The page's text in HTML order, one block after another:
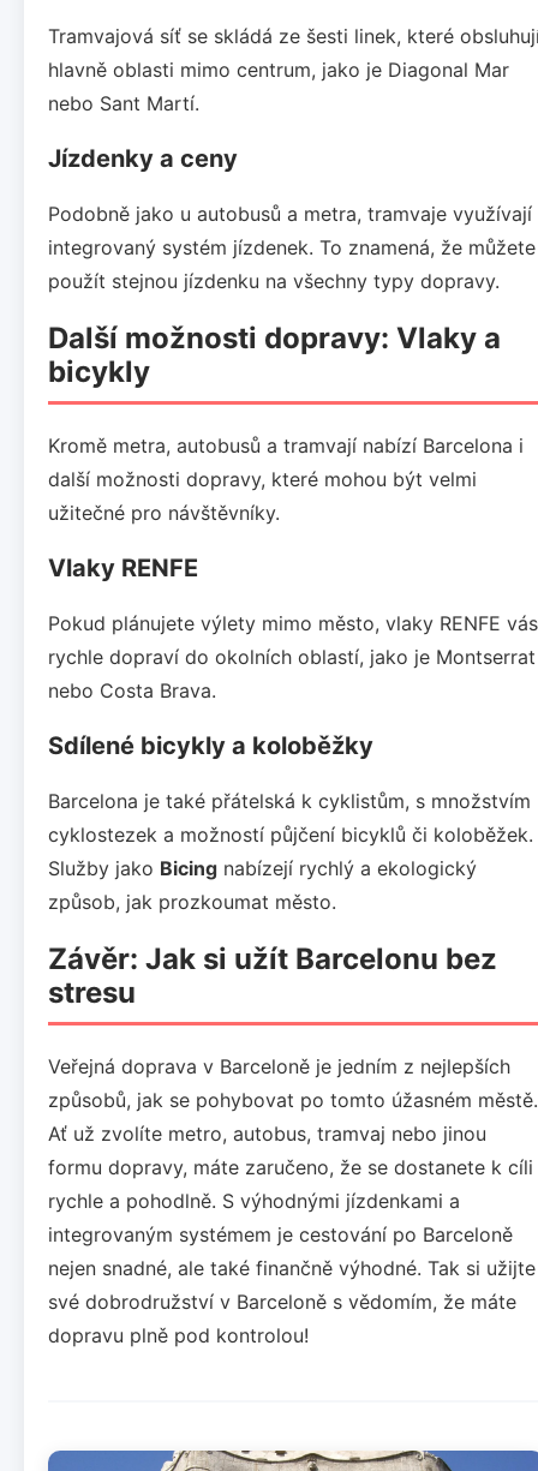
Tramvajová síť se skládá ze šesti linek, které
hlavně oblasti mimo centrum, jako je Diagonal Mar
nebo Sant Martí.
Jízdenky a ceny
Podobně jako u autobusů a metra, tramvaje využívají
integrovaný systém jízdenek. To znamená, že můžete
použít stejnou jízdenku na všechny typy dopravy.
Další možnosti dopravy: Vlaky a
bicykly
Kromě metra, autobusů a tramvají nabízí Barcelona i
další možnosti dopravy, které mohou být velmi
užitečné pro návštěvníky.
Vlaky RENFE
Pokud plánujete výlety mimo město, vlaky RENFE vás
rychle dopraví do okolních oblastí, jako je Montserrat
nebo Costa Brava.
Sdílené bicykly a koloběžky
Barcelona je také přátelská k cyklistům, s množstvím
cyklostezek a možností půjčení bicyklů či koloběžek.
Služby jako Bicing nabízejí rychlý a ekologický
způsob, jak prozkoumat město.
Závěr: Jak si užít Barcelonu bez
stresu
Veřejná doprava v Barceloně je jedním z nejlepších
způsobů, jak se pohybovat po tomto úžasném městě.
Ať už zvolíte metro, autobus, tramvaj nebo jinou
formu dopravy, máte zaručeno, že se dostanete k cíli
rychle a pohodlně. S výhodnými jízdenkami a
integrovaným systémem je cestování po Barceloně
nejen snadné, ale také finančně výhodné. Tak si užijte
své dobrodružství v Barceloně s vědomím, že máte
dopravu plně pod kontrolou!